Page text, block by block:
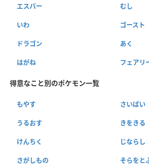
エスパー むし
いわ ゴースト
ドラゴン あく
はがね フェアリ
得意なこと別のポケモン一覧
もやす さいばい
うるおす きをきる
けんちく じならし
さがしもの そらをと